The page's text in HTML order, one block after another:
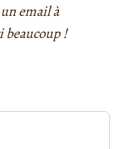
email à
beaucoup !